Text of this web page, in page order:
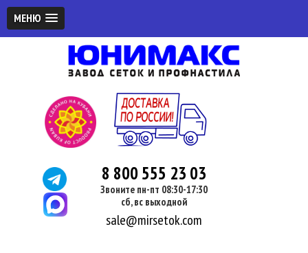
МЕНЮ
8 800 555 23 03
Звоните пн-пт 08:30-17:30
сб, вс выходной
sale@mirsetok.com